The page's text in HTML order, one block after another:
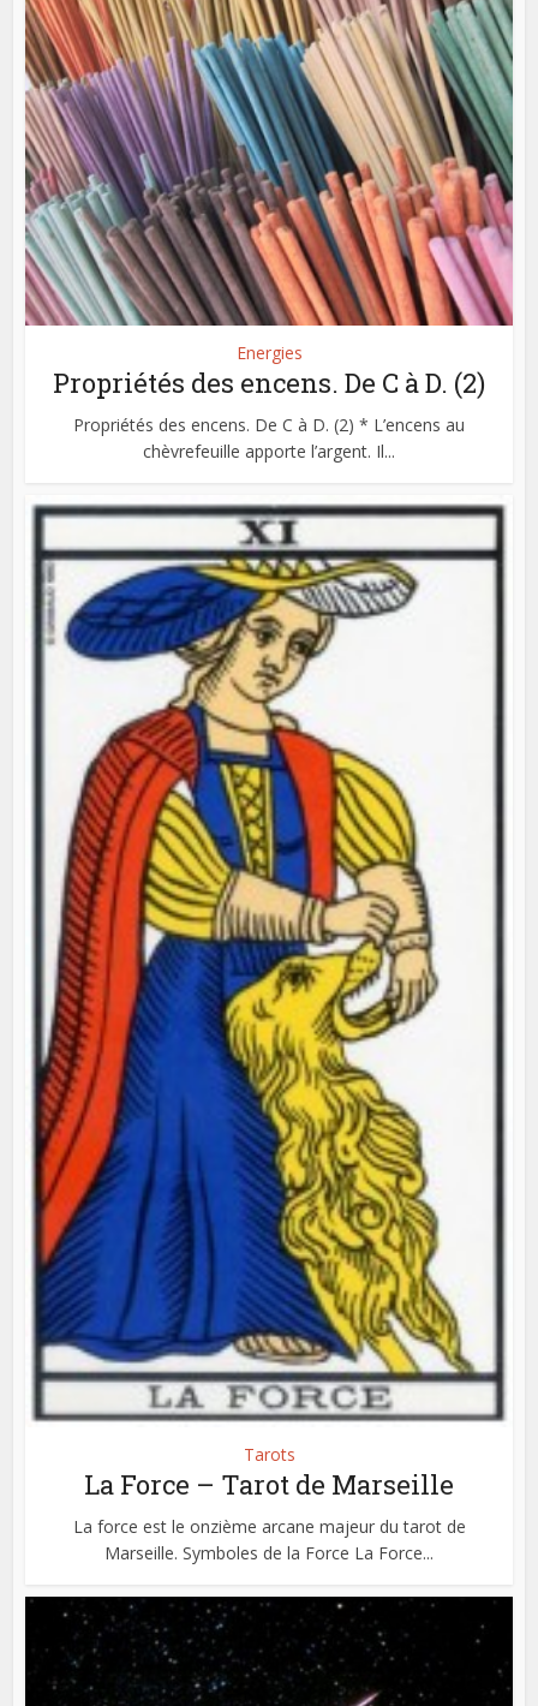
Energies
Propriétés des encens. De C à D. (2)
Propriétés des encens. De C à D. (2) * L’encens au
chèvrefeuille apporte l’argent. Il...
Tarots
La Force – Tarot de Marseille
La force est le onzième arcane majeur du tarot de
Marseille. Symboles de la Force La Force...